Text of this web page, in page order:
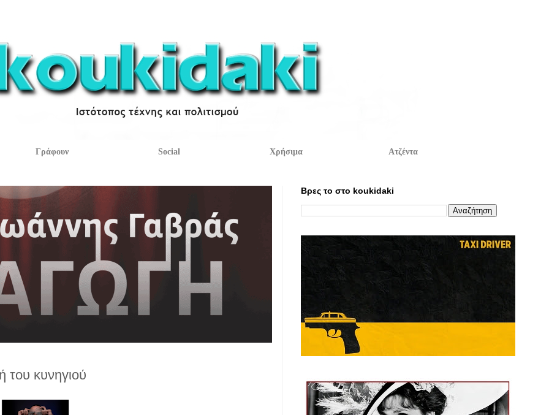
Γράφουν Social Χρήσιμα Ατζέντα
του κυνηγιού
Βρες το στο koukidaki